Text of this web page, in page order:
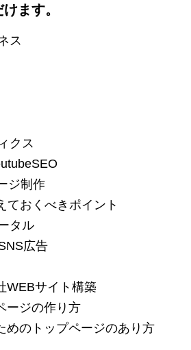
ます。
ス
クス
ジ制作
ておくべきポイント
タル
広告
WEBサイト構築
ージの作り方
めのトップページのあり方